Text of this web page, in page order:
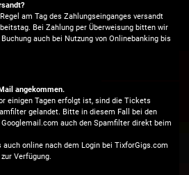
am Tag des Zahlungseinganges versandt
Bei Zahlung per Überweisung bitten wir
auch bei Nutzung von Onlinebanking bis
angekommen.
einigen Tagen erfolgt ist, sind die Tickets
gelandet. Bitte in diesem Fall bei den
Googlemail.com auch den Spamfilter direkt beim
online nach dem Login bei TixforGigs.com
Verfügung.